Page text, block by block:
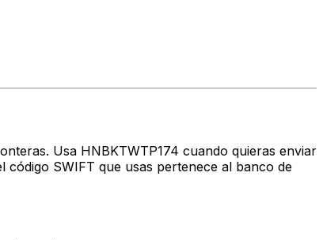
Usa HNBKTWTP174 cuando quieras enviar
código SWIFT que usas pertenece al banco de